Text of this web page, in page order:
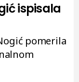
ispisala
pomerila